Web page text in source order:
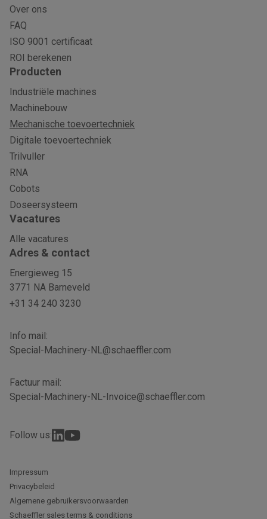
Over ons
FAQ
ISO 9001 certificaat
ROI berekenen
Producten
Industriële machines
Machinebouw
Mechanische toevoertechniek
Digitale toevoertechniek
Trilvuller
RNA
Cobots
Doseersysteem
Vacatures
Alle vacatures
Adres & contact
Energieweg 15
3771 NA Barneveld
+31 34 240 3230
Info mail:
Special-Machinery-NL@schaeffler.com
Factuur mail:
Special-Machinery-NL-Invoice@schaeffler.com
Follow us:
Impressum
Privacybeleid
Algemene gebruikersvoorwaarden
Schaeffler sales terms & conditions